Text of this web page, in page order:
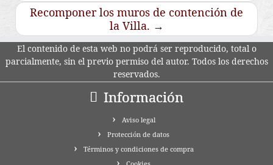
Recomponer los muros de contención de
la Villa. →
El contenido de esta web no podrá ser reproducido, total o
parcialmente, sin el previo permiso del autor. Todos los derechos
reservados.
Información
Aviso legal
Protección de datos
Términos y condiciones de compra